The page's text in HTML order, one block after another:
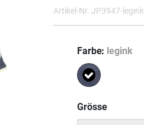
Artikel-Nr. JP3947-legink
Farbe legink
Grösse